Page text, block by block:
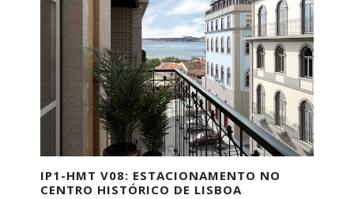
IP1-HMT V08: ESTACIONAMENTO NO
CENTRO HISTÓRICO DE LISBOA